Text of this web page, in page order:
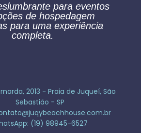
para eventos
de hospedagem
para uma experiência
completa.
2013​ - Praia de Juqueí, São
Sebastião - SP
(19) 98945-6527